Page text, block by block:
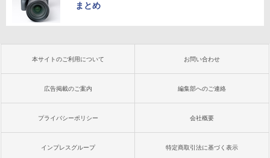
まとめ
本サイトのご利用について お問い合わせ
広告掲載のご案内 編集部へのご連絡
プライバシーポリシー 会社概要
インプレスグループ 特定商取引法に基づく表示